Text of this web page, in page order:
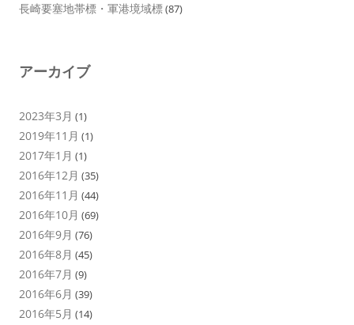
長崎要塞地帯標・軍港境域標(87)
アーカイブ
2023年3月 (1)
2019年11月 (1)
2017年1月 (1)
2016年12月 (35)
2016年11月 (44)
2016年10月 (69)
2016年9月 (76)
2016年8月 (45)
2016年7月 (9)
2016年6月 (39)
2016年5月 (14)